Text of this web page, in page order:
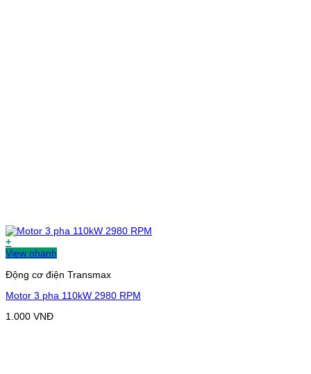
+
View nhanh
Động cơ điện Transmax
Motor 3 pha 110kW 2980 RPM
1.000 VNĐ